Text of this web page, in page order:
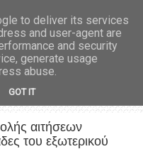
αιτήσεων
του εξωτερικού
to deliver its services
and user-agent are
and security
generate usage
abuse.
GOT IT